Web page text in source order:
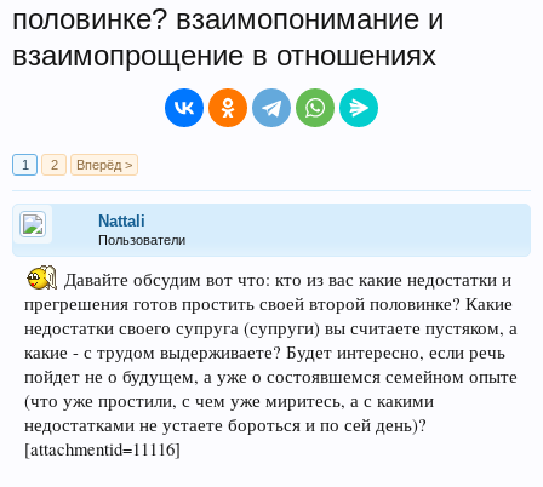
половинке? взаимопонимание и
взаимопрощение в отношениях
1 2 Вперёд >
Nattali
Пользователи
Давайте обсудим вот что: кто из вас какие недостатки и
прегрешения готов простить своей второй половинке? Какие
недостатки своего супруга (супруги) вы считаете пустяком, а
какие - с трудом выдерживаете? Будет интересно, если речь
пойдет не о будущем, а уже о состоявшемся семейном опыте
(что уже простили, с чем уже миритесь, а с какими
недостатками не устаете бороться и по сей день)?
[attachmentid=11116]